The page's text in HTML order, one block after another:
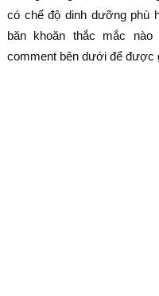
có chế độ dinh dưỡng phù
băn khoăn thắc mắc
comment bên dưới để được